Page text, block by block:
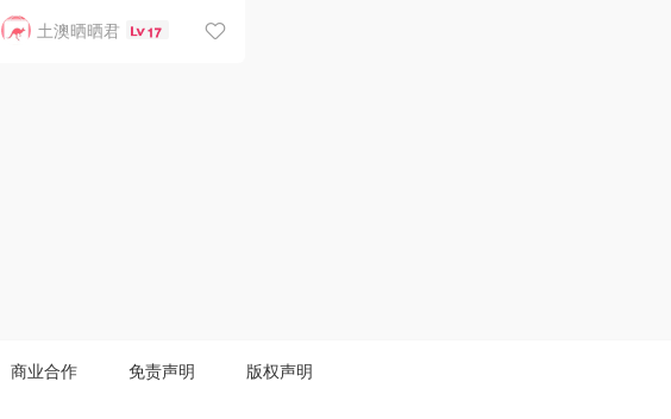
back!「该晒货来自
@MISSYURACHEL-北美
土澳晒晒君 17
商业合作 免责声明 版权声明